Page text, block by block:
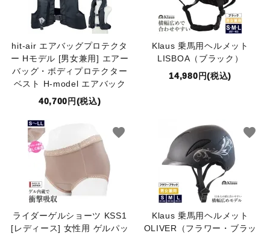
hit-air エアバッグプロテクタ
ー Hモデル [男女兼用] エアー
バッグ・ボディプロテクター
ベスト H-model エアバック
40,700円(税込)
Klaus 乗馬用ヘルメット
LISBOA（ブラック）
14,980円(税込)
ライダーゲルショーツ KSS1
[レディース] 女性用 ゲルパッ
favorite
Klaus 乗馬用ヘルメット
OLIVER（フラワー・ブラッ
favorite